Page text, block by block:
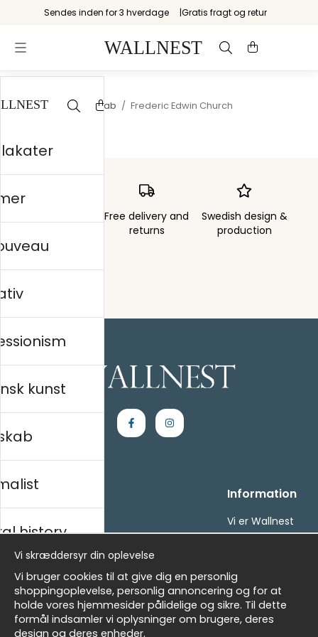
Sendes inden for 3 hverdage Gratis fragt og retur
Startsiden Landskab / Frederic Edwin Church
Free delivery and
returns
Swedish design &
production
Handle ind
Villkor
- Returer och återbetalningar
Om cookies
Mine favoritter
Information
Vi er Wallnest
FAQ
Nyhedsbrev
kunst
history
Vi skræddersyr din oplevelse
Vi bruger cookies til at give dig en personlig
shoppingoplevelse, personlig annoncering og for at
holde vores hjemmesider pålidelige og sikre. Til dette
formål indsamler vi oplysninger om brugere, deres
design og deres enheder.